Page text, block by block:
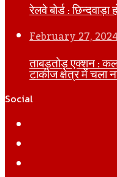
रेलवे बोर्ड :
February 27,
ताबड़तोड़ एक्शन :
टाकीज क्षेत्र में चला
Social